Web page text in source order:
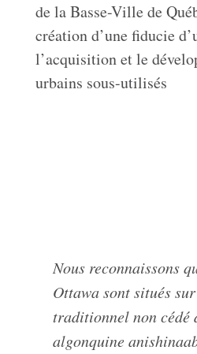
de la Basse-Ville de
création d’une fiducie
l’acquisition et le
urbains sous-utilisés
Nous reconnaissons
Ottawa sont situés
traditionnel non cédé
algonquine